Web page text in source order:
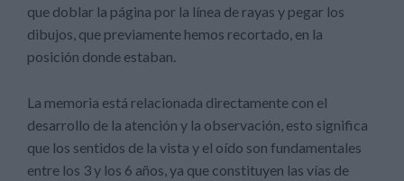
que doblar la página por la línea de rayas y pegar los
dibujos, que previamente hemos recortado, en la
posición donde estaban.
La memoria está relacionada directamente con el
desarrollo de la atención y la observación, esto significa
que los sentidos de la vista y el oído son fundamentales
entre los 3 y los 6 años, ya que constituyen las vías de